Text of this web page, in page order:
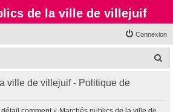
de la ville de villejuif
Connexion
h
ville de villejuif - Politique de